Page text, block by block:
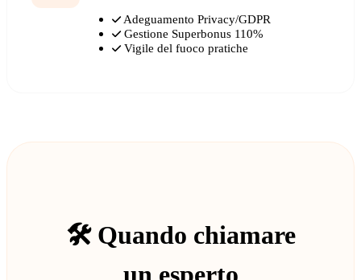
Adeguamento Privacy/GDPR
Gestione Superbonus 110%
Vigile del fuoco pratiche
🛠️ Quando chiamare